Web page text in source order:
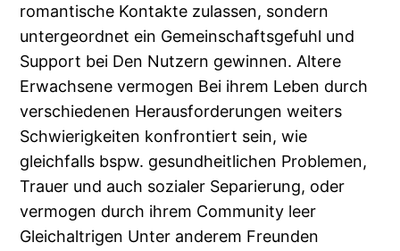
romantische Kontakte zulassen, sondern
untergeordnet ein Gemeinschaftsgefuhl und
Support bei Den Nutzern gewinnen. Altere
Erwachsene vermogen Bei ihrem Leben durch
verschiedenen Herausforderungen weiters
Schwierigkeiten konfrontiert sein, wie
gleichfalls bspw. gesundheitlichen Problemen,
Trauer und auch sozialer Separierung, oder
vermogen durch ihrem Community leer
Gleichaltrigen Unter anderem Freunden